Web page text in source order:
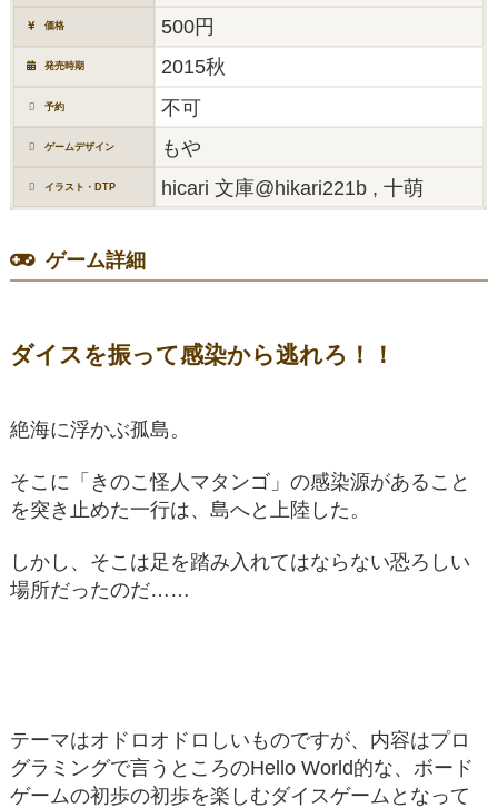
価格 500円
発売時期 2015秋
予約 不可
ゲームデザイン もや
イラスト・DTP hicari 文庫@hikari221b , 十萌
ゲーム詳細
ダイスを振って感染から逃れろ！！
絶海に浮かぶ孤島。
そこに「きのこ怪人マタンゴ」の感染源があること
を突き止めた一行は、島へと上陸した。
しかし、そこは足を踏み入れてはならない恐ろしい
場所だったのだ……
テーマはオドロオドロしいものですが、内容はプロ
グラミングで言うところのHello World的な、ボード
ゲームの初歩の初歩を楽しむダイスゲームとなって